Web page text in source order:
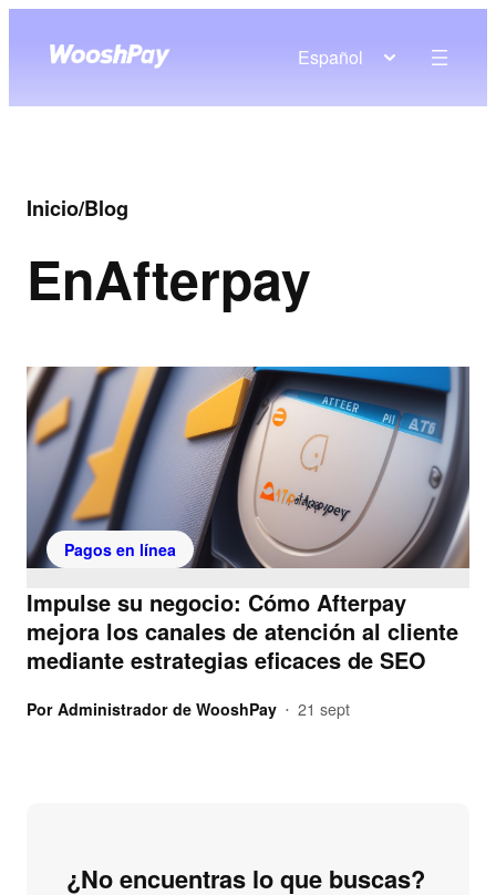
Español
Inicio/Blog
EnAfterpay
Pagos en línea
Impulse su negocio: Cómo Afterpay
mejora los canales de atención al cliente
mediante estrategias eficaces de SEO
Por Administrador de WooshPay • 21 sept
¿No encuentras lo que buscas?